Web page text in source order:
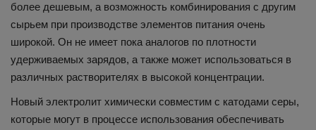
более дешевым, а возможность комбинирования с другим
сырьем при производстве элементов питания очень
широкой. Он не имеет пока аналогов по плотности
удерживаемых зарядов, а также может использоваться в
различных растворителях в высокой концентрации.
Новый электролит химически совместим с катодами серы,
которые могут в процессе использования обеспечивать